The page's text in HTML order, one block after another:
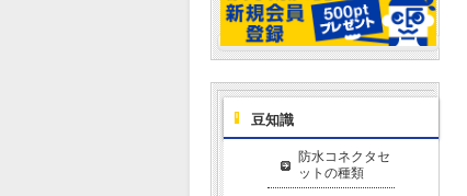
豆知識
防水コネクタセ
ットの種類